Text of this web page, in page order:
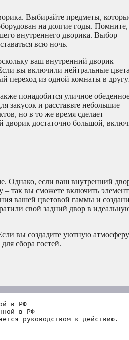
Выбирайте предметы,
на долгие годы. Помните,
внутреннего дворика. Выбор
всю ночь.
ваш внутренний дворик
вы включили нейтральные
переход из одной комнаты в
понадобится уличное обеденное
закусок и расставьте небольшие
но в то же время сделает
достаточно большой,
Однако, если ваш внутренний
– так вы сможете включить
вашей цветовой гаммы и
свой задний двор в
вы создадите уютную атмосферу,
сбора гостей.
в РФ
в РФ
руководством к действию.